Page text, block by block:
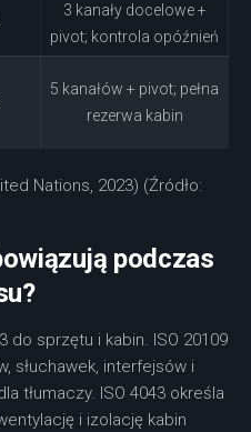
3 kanały docelowe +
pivot; kontrola opóźnień
5 kanałów + pivot; pełna
rezerwa kabin
Nations, 2023) (Źródło:
podczas
do sprzętu i kabin. ISO 20109
słuchawek, interfejsów i
tłumaczy. ISO 4043 określa
i izolację kabin